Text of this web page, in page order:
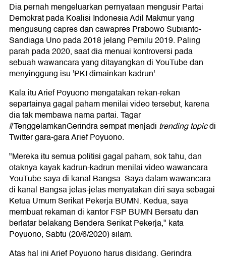
Dia pernah mengeluarkan pernyataan mengusir Partai
Demokrat pada Koalisi Indonesia Adil Makmur yang
mengusung capres dan cawapres Prabowo Subianto-
Sandiaga Uno pada 2018 jelang Pemilu 2019. Paling
parah pada 2020, saat dia menuai kontroversi pada
sebuah wawancara yang ditayangkan di YouTube dan
menyinggung isu 'PKI dimainkan kadrun'.
Kala itu Arief Poyuono mengatakan rekan-rekan
separtainya gagal paham menilai video tersebut, karena
dia tak membawa nama partai. Tagar
#TenggelamkanGerindra sempat menjadi trending topicdi
Twitter gara-gara Arief Poyuono.
"Mereka itu semua politisi gagal paham, sok tahu, dan
otaknya kayak kadrun-kadrun menilai video wawancara
YouTube saya di kanal Bangsa. Saya dalam wawancara
di kanal Bangsa jelas-jelas menyatakan diri saya sebagai
Ketua Umum Serikat Pekerja BUMN. Kedua, saya
membuat rekaman di kantor FSP BUMN Bersatu dan
berlatar belakang Bendera Serikat Pekerja," kata
Poyuono, Sabtu (20/6/2020) silam.
Atas hal ini Arief Poyuono harus disidang. Gerindra